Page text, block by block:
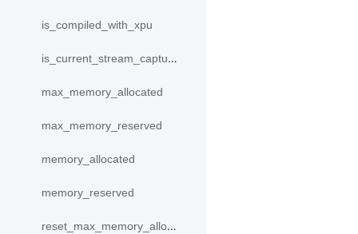
is_compiled_with_xpu
is_current_stream_capturing
max_memory_allocated
max_memory_reserved
memory_allocated
memory_reserved
reset_max_memory_allocated